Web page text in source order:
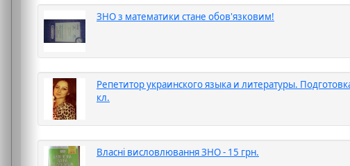
ЗНО з математики стане обов'язковим!
Репетитор украинского языка и литературы.
кл.
Власні висловлювання ЗНО - 15 грн.